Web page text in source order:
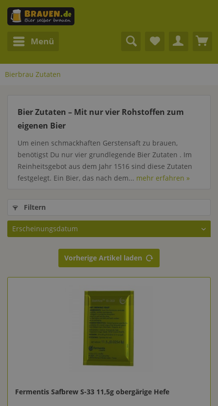
Menü
Bierbrau Zutaten
Bier Zutaten – Mit nur vier Rohstoffen zum
eigenen Bier
Um einen schmackhaften Gerstensaft zu brauen,
benötigst Du nur vier grundlegende Bier Zutaten . Im
Reinheitsgebot aus dem Jahr 1516 sind diese Zutaten
festgelegt. Ein Bier, das nach dem... mehr erfahren »
Filtern
Vorherige Artikel laden
Fermentis Safbrew S-33 11,5g obergärige Hefe